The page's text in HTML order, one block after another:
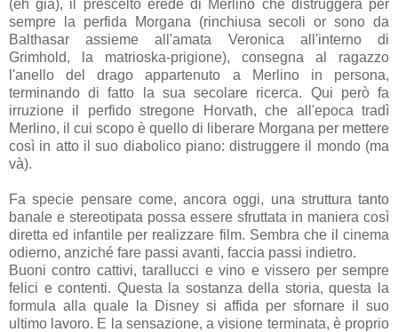
(eh già), il prescelto erede di Merlino che distruggerà per
sempre la perfida Morgana (rinchiusa secoli or sono da
Balthasar assieme all'amata Veronica all'interno di
Grimhold, la matrioska-prigione), consegna al ragazzo
l'anello del drago appartenuto a Merlino in persona,
terminando di fatto la sua secolare ricerca. Qui però fa
irruzione il perfido stregone Horvath, che all'epoca tradì
Merlino, il cui scopo è quello di liberare Morgana per mettere
così in atto il suo diabolico piano: distruggere il mondo (ma
và).
Fa specie pensare come, ancora oggi, una struttura tanto
banale e stereotipata possa essere sfruttata in maniera così
diretta ed infantile per realizzare film. Sembra che il cinema
odierno, anziché fare passi avanti, faccia passi indietro.
Buoni contro cattivi, tarallucci e vino e vissero per sempre
felici e contenti. Questa la sostanza della storia, questa la
formula alla quale la Disney si affida per sfornare il suo
ultimo lavoro. E la sensazione, a visione terminata, è proprio